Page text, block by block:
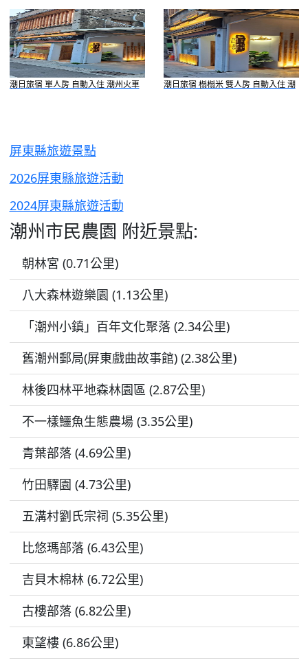
潮日旅宿 單人房 自動入住 潮州火車
站旁
潮日旅宿 榻榻米 雙人房 自動入住 潮
州火車站旁
屏東縣旅遊景點
2026屏東縣旅遊活動
2024屏東縣旅遊活動
潮州市民農園 附近景點:
朝林宮 (0.71公里)
八大森林遊樂園 (1.13公里)
「潮州小鎮」百年文化聚落 (2.34公里)
舊潮州郵局(屏東戲曲故事館) (2.38公里)
林後四林平地森林園區 (2.87公里)
不一樣鱷魚生態農場 (3.35公里)
青葉部落 (4.69公里)
竹田驛園 (4.73公里)
五溝村劉氏宗祠 (5.35公里)
比悠瑪部落 (6.43公里)
吉貝木棉林 (6.72公里)
古樓部落 (6.82公里)
東望樓 (6.86公里)